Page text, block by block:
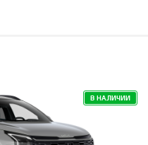
В НАЛИЧИИ